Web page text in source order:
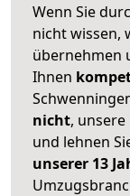
Wenn Sie
nicht wissen,
übernehmen
Ihnen
nicht,
und lehnen
unserer 13